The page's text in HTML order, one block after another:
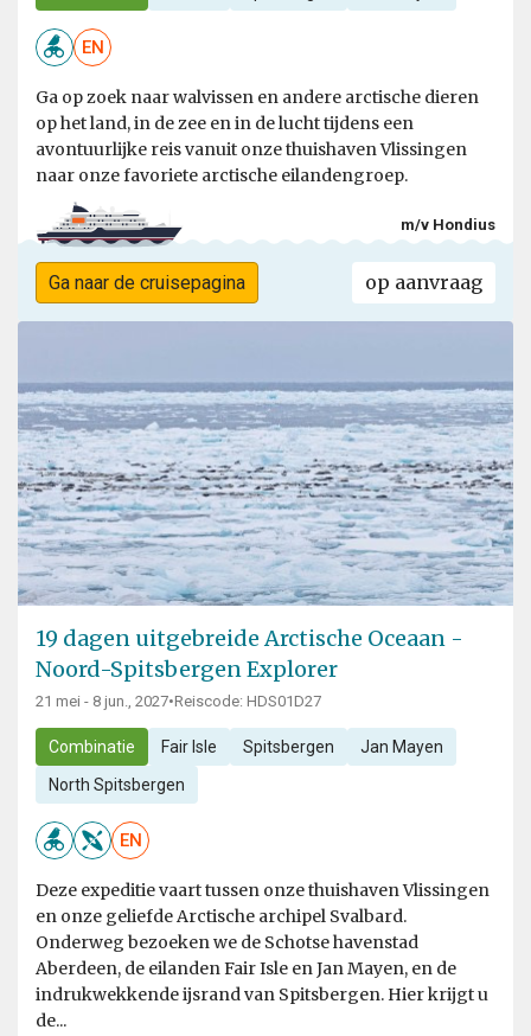
EN
Ga op zoek naar walvissen en andere arctische dieren
op het land, in de zee en in de lucht tijdens een
avontuurlijke reis vanuit onze thuishaven Vlissingen
naar onze favoriete arctische eilandengroep.
m/v Hondius
Ga naar de cruisepagina op aanvraag
19 dagen uitgebreide Arctische Oceaan -
Noord-Spitsbergen Explorer
21 mei - 8 jun., 2027•Reiscode: HDS01D27
Combinatie Fair Isle Spitsbergen Jan Mayen
North Spitsbergen
EN
Deze expeditie vaart tussen onze thuishaven Vlissingen
en onze geliefde Arctische archipel Svalbard.
Onderweg bezoeken we de Schotse havenstad
Aberdeen, de eilanden Fair Isle en Jan Mayen, en de
indrukwekkende ijsrand van Spitsbergen. Hier krijgt u
de...